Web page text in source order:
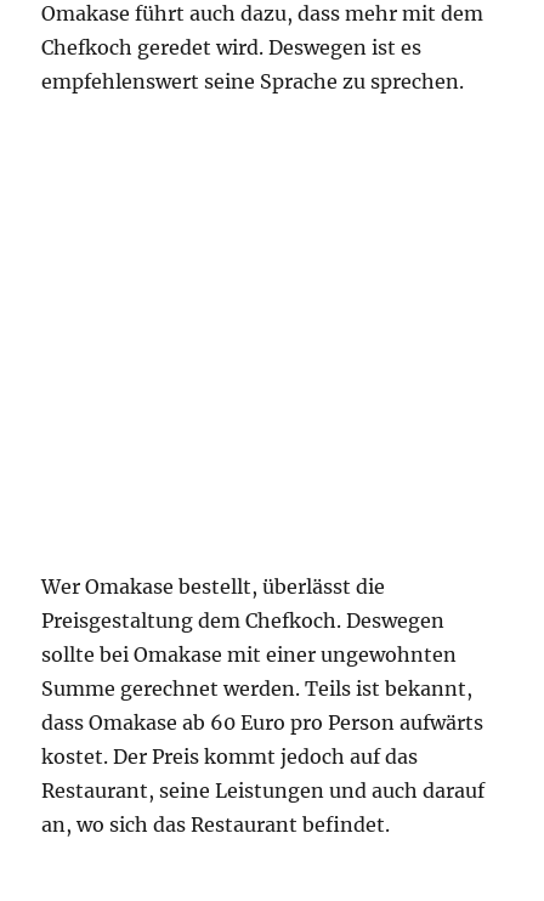
Omakase führt auch dazu, dass mehr mit dem
Chefkoch geredet wird. Deswegen ist es
empfehlenswert seine Sprache zu sprechen.
Wer Omakase bestellt, überlässt die
Preisgestaltung dem Chefkoch. Deswegen
sollte bei Omakase mit einer ungewohnten
Summe gerechnet werden. Teils ist bekannt,
dass Omakase ab 60 Euro pro Person aufwärts
kostet. Der Preis kommt jedoch auf das
Restaurant, seine Leistungen und auch darauf
an, wo sich das Restaurant befindet.